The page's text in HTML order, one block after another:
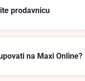
prodavnicu
na Maxi Online?